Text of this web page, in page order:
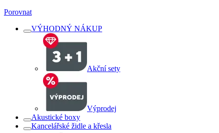
Porovnat
VÝHODNÝ NÁKUP
Akční sety
Výprodej
Akustické boxy
Kancelářské židle a křesla